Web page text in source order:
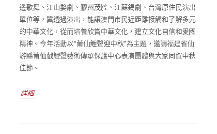
邊歌舞、江山婺劇、膠州茂腔、江蘇錫劇、台灣原住民演出
單位等，冀透過演出，能讓澳門市民近距離接觸和了解多元
的中華文化，從而培養欣賞中華文化，建立文化自信和愛國
精神。今年活動以“莆仙鯉聲迎中秋”為主題，邀請福建省仙
游縣莆仙戲鯉聲藝術傳承保護中心表演團體與大家同賀中秋
佳節。
詳細